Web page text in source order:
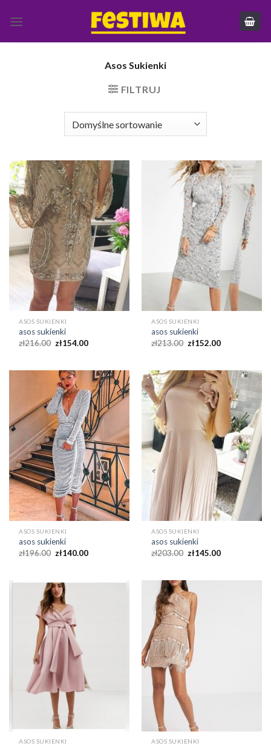
Asos Sukienki
FILTRUJ
ASOS SUKIENKI
asos sukienki
zł216.00 zł154.00
ASOS SUKIENKI
asos sukienki
zł213.00 zł152.00
ASOS SUKIENKI
asos sukienki
zł196.00 zł140.00
ASOS SUKIENKI
asos sukienki
zł203.00 zł145.00
ASOS SUKIENKI ASOS SUKIENKI